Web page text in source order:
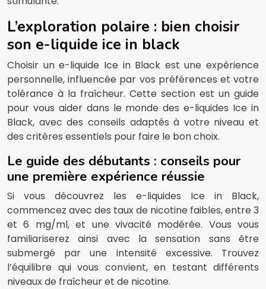
L’exploration polaire : bien choisir
son e-liquide ice in black
Choisir un e-liquide Ice in Black est une expérience
personnelle, influencée par vos préférences et votre
tolérance à la fraîcheur. Cette section est un guide
pour vous aider dans le monde des e-liquides Ice in
Black, avec des conseils adaptés à votre niveau et
des critères essentiels pour faire le bon choix.
Le guide des débutants : conseils pour
une première expérience réussie
Si vous découvrez les e-liquides Ice in Black,
commencez avec des taux de nicotine faibles, entre 3
et 6 mg/ml, et une vivacité modérée. Vous vous
familiariserez ainsi avec la sensation sans être
submergé par une intensité excessive. Trouvez
l’équilibre qui vous convient, en testant différents
niveaux de fraîcheur et de nicotine.